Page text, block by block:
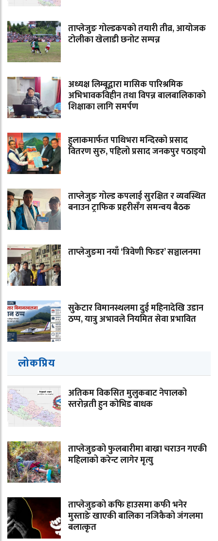
ताप्लेजुङ गोल्डकपको तयारी तीव्र, आयोजक
टोलीका खेलाडी छनोट सम्पन्न
अध्यक्ष लिम्बूद्वारा मासिक पारिश्रमिक
अभिभावकविहीन तथा विपन्न बालबालिकाको
शिक्षाका लागि समर्पण
हुलाकमार्फत पाथिभरा मन्दिरको प्रसाद
वितरण सुरु, पहिलो प्रसाद जनकपुर पठाइयो
ताप्लेजुङ गोल्ड कपलाई सुरक्षित र व्यवस्थित
बनाउन ट्राफिक प्रहरीसँग समन्वय बैठक
ताप्लेजुङमा नयाँ ‘त्रिवेणी फिडर’ सञ्चालनमा
सुकेटार विमानस्थलमा दुई महिनादेखि उडान
ठप्प, यात्रु अभावले नियमित सेवा प्रभावित
लोकप्रिय
अतिकम विकसित मुलुकबाट नेपालको
स्तरोन्नती हुन कोभिड बाधक
ताप्लेजुङको फुलबारीमा बाख्रा चराउन गएकी
महिलाको करेन्ट लागेर मृत्यु
ताप्लेजुङको कफि हाउसमा कफी भनेर
मुस्ताङे खाएकी बालिका नजिकैको जंगलमा
बलात्कृत